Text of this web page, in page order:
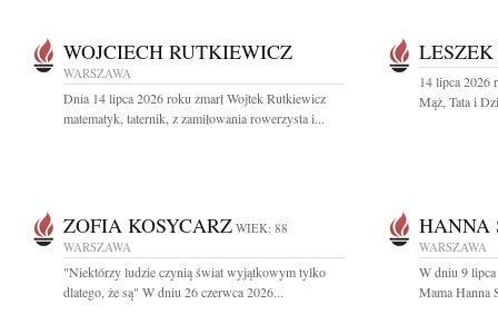
WOJCIECH RUTKIEWICZ
WARSZAWA
Dnia 14 lipca 2026 roku zmarł Wojtek Rutkiewicz
matematyk, taternik, z zamiłowania rowerzysta i...
14 lipca 2026
Mąż, Tata i
ZOFIA KOSYCARZ WIEK: 88
WARSZAWA
"Niektórzy ludzie czynią świat wyjątkowym tylko
dlatego, że są" W dniu 26 czerwca 2026...
HANNA
WARSZAWA
W dniu 9 lipca
Mama Hanna